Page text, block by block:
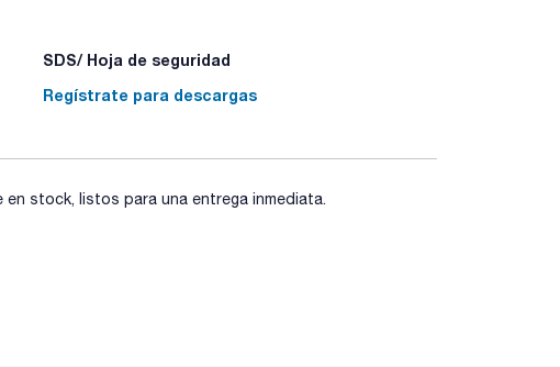
SDS/ Hoja de seguridad
Regístrate para descargas
stock, listos para una entrega inmediata.